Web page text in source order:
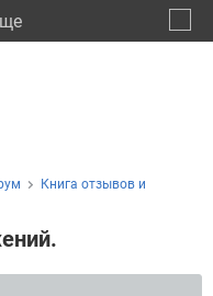
Книга отзывов и